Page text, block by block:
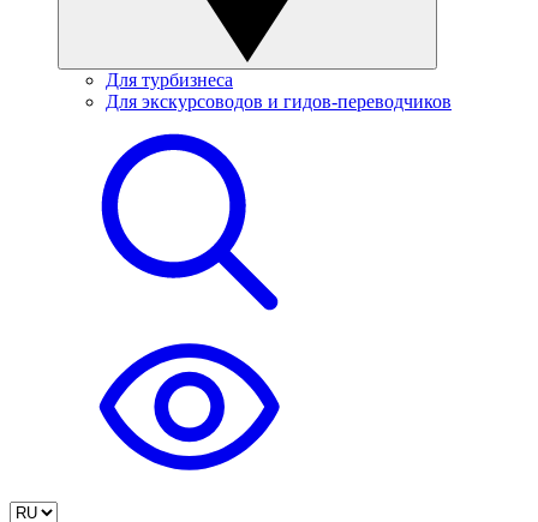
Для турбизнеса
Для экскурсоводов и гидов-переводчиков